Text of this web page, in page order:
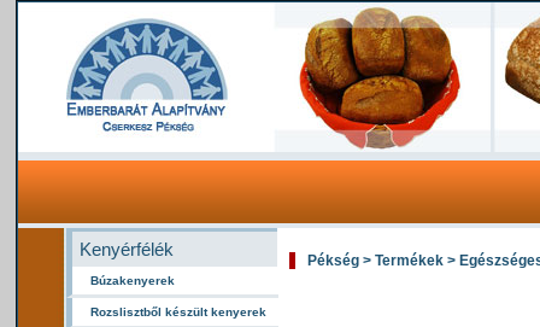
Kenyérfélék
Búzakenyerek
Rozslisztből készült kenyerek
Pékség > Termékek >